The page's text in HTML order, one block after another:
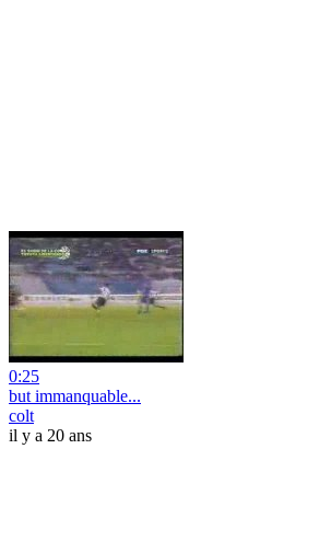
0:25
but immanquable...
colt
il y a 20 ans